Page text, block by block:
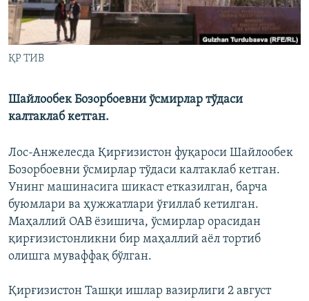
ҚР ТИВ
Шайлообек Бозорбоевни ўсмирлар тўдаси
калтаклаб кетган.
Лос-Анжелесда Қирғизистон фуқароси Шайлообек
Бозорбоевни ўсмирлар тўдаси калтаклаб кетган.
Унинг машинасига шикаст етказилган, барча
буюмлари ва ҳужжатлари ўғиллаб кетилган.
Маҳаллий ОАВ ёзишича, ўсмирлар орасидан
қирғизистонликни бир маҳаллий аёл тортиб
олишга муваффақ бўлган.
Қирғизистон Ташқи ишлар вазирлиги 2 август